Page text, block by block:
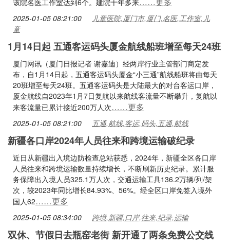
该院名医工作室达到6个。建院十年多来
2025-01-05 08:21:00
儿童医院,厦门市,厦门,名医,工作室,儿
童
1月14日起 五通客运码头厦金航线船班增至每天24班
厦门网讯（厦门日报记者 谢嘉迪）经两岸行业主管部门商定发
布，自1月14日起，五通客运码头厦金“小三通”航线船班将由每天
20班增至每天24班。五通客运码头是大陆最大的对台客运口岸，
厦金航线自2023年1月7日复航以来航线客流量不断攀升，复航以
来客流量已累计接近200万人次……更多
2025-01-05 08:21:00 五通,航线,客运,码头,五通,航线
新疆各口岸2024年人员往来和跨境运输破纪录
近日从新疆出入境边防检查总站获悉，2024年，新疆全区各口岸
人员往来和跨境运输数量持续增长，不断刷新历史纪录。累计服
务保障出入境人员325.1万人次，交通运输工具136.2万辆/列/架
次，较2023年同比增长84.93%、56%。经全区口岸免签入境外
国人62……更多
2025-01-05 08:34:00 跨境,新疆,口岸,往来,纪录,运输
双休、节假日去瓶窑老街 新开通了两条免费公交线